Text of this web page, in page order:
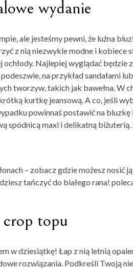
wydanie
ale jesteśmy pewni, że luźna
z nią niezwykle modne i kobiece
ochłody. Najlepiej wyglądać
na przykład sandałami
tworzyw, takich jak bawełna. W
kurtkę jeansową. A co, jeśli
powinnaś postawić na
spódnicą maxi i delikatną
– zobacz gdzie możesz nosić
tańczyć do białego rana!
topu
w dziesiątkę! Łap z nią letnią
rozwiązania. Podkreśli Twoją